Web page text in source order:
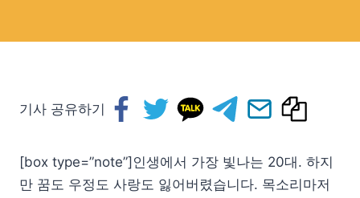
기사 공유하기
[box type=”note”]인생에서 가장 빛나는 20대. 하지
만 꿈도 우정도 사랑도 잃어버렸습니다. 목소리마저